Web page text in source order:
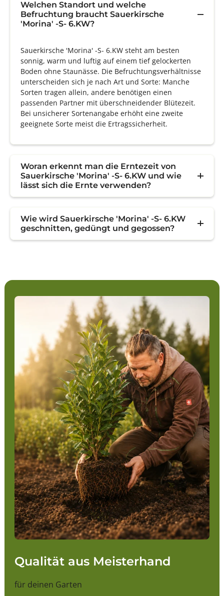
Welchen Standort und welche
Befruchtung braucht Sauerkirsche
'Morina' -S- 6.KW?
Sauerkirsche 'Morina' -S- 6.KW steht am besten
sonnig, warm und luftig auf einem tief gelockerten
Boden ohne Staunässe. Die Befruchtungsverhältnisse
unterscheiden sich je nach Art und Sorte: Manche
Sorten tragen allein, andere benötigen einen
passenden Partner mit überschneidender Blütezeit.
Bei unsicherer Sortenangabe erhöht eine zweite
geeignete Sorte meist die Ertragssicherheit.
Woran erkennt man die Erntezeit von
Sauerkirsche 'Morina' -S- 6.KW und wie
lässt sich die Ernte verwenden?
Wie wird Sauerkirsche 'Morina' -S- 6.KW
geschnitten, gedüngt und gegossen?
Qualität aus Meisterhand
für deinen Garten